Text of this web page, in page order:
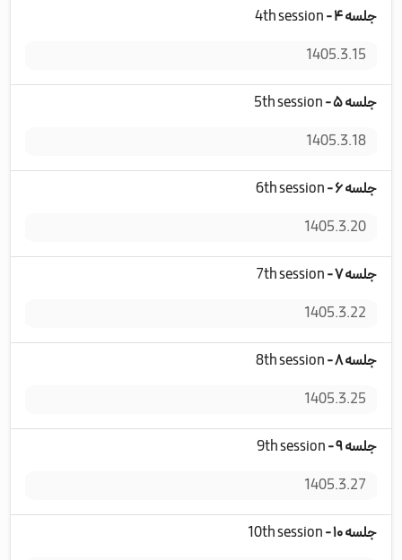
جلسه ۴ - 4th session
1405.3.15
جلسه ۵ - 5th session
1405.3.18
جلسه ۶ - 6th session
1405.3.20
جلسه ۷ - 7th session
1405.3.22
جلسه ۸ - 8th session
1405.3.25
جلسه ۹ - 9th session
1405.3.27
جلسه ۱۰ - 10th session